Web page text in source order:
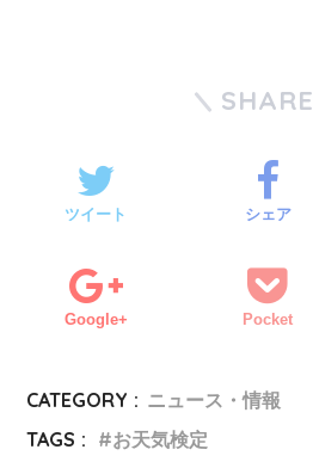
SHARE
ツイート シェア
Google+ Pocket
CATEGORY : ニュース・情報
TAGS :
お天気検定